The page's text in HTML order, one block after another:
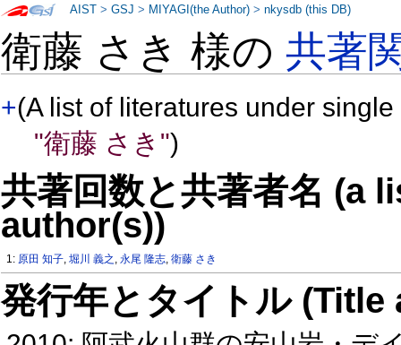
衛藤 さき 様の共著
+(A list of literatures under
"衛藤 さき")
共著回数と共著者名 (a
author(s))
1: 原田 知子,堀川 義之 ,永尾 隆志,衛藤 さき
発行年とタイトル
AIST >GSJ > MIYAGI(the Author) >nkysdb (this DB)